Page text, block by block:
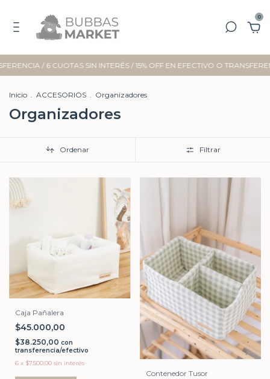
0
/ 6 CUOTAS SIN INTERÉS / 15% OFF EN EFECTIVO O
Inicio . ACCESORIOS . Organizadores
Organizadores
Ordenar Filtrar
Caja Pañalera
$45.000,00
$38.250,00 con
transferencia/efectivo
6 x $7.500,00 sin interés
Contenedor Tusor